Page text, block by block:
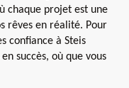
chaque projet est une
rêves en réalité. Pour
confiance à Steis
succès, où que vous